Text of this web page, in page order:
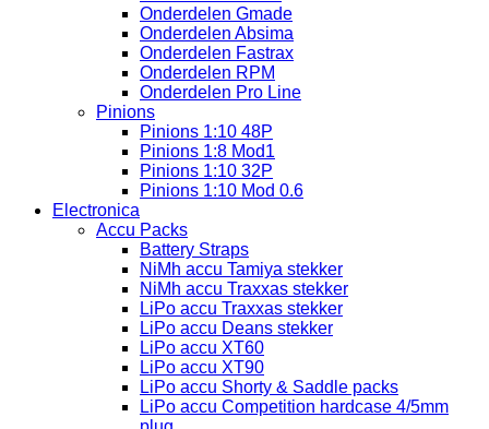
Onderdelen Gmade
Onderdelen Absima
Onderdelen Fastrax
Onderdelen RPM
Onderdelen Pro Line
Pinions
Pinions 1:10 48P
Pinions 1:8 Mod1
Pinions 1:10 32P
Pinions 1:10 Mod 0.6
Electronica
Accu Packs
Battery Straps
NiMh accu Tamiya stekker
NiMh accu Traxxas stekker
LiPo accu Traxxas stekker
LiPo accu Deans stekker
LiPo accu XT60
LiPo accu XT90
LiPo accu Shorty & Saddle packs
LiPo accu Competition hardcase 4/5mm